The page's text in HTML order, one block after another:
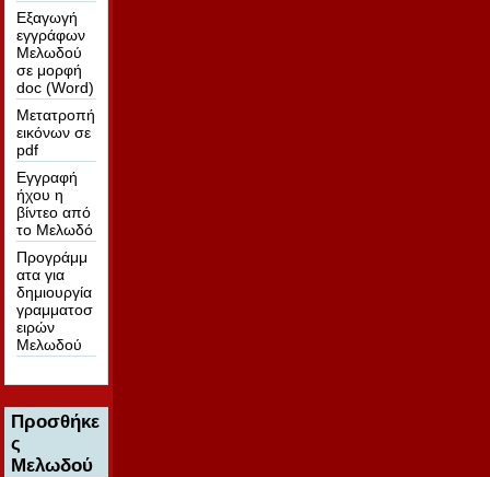
Εξαγωγή
εγγράφων
Μελωδού
σε μορφή
doc (Word)
Μετατροπή
εικόνων σε
pdf
Εγγραφή
ήχου η
βίντεο από
το Μελωδό
Προγράμμ
ατα για
δημιουργία
γραμματοσ
ειρών
Μελωδού
Προσθήκε
ς
Μελωδού